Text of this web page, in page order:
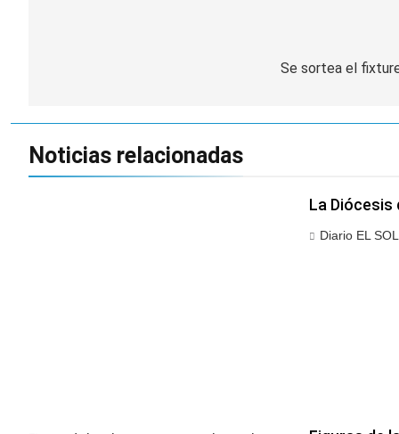
Se sortea el
Noticias relacionadas
La Diócesis
Diario EL SOL